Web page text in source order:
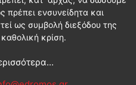
ενσυνείδητα και
ως συμβολή διεξόδου της
κρίση.